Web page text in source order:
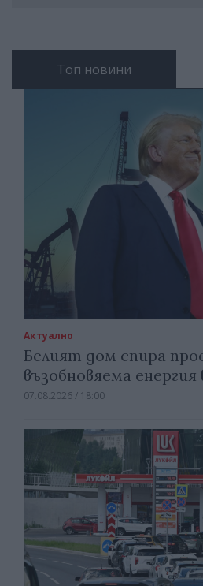
Топ новини
Актуално
Белият дом спира
възобновяема
07.08.2026 / 18:00